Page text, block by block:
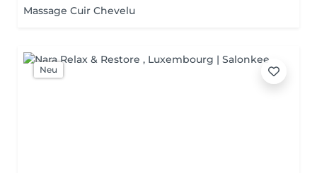
Massage Cuir Chevelu
Neu